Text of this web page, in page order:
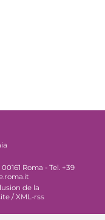
Roma - Tel. +39
de la
/XML-rss